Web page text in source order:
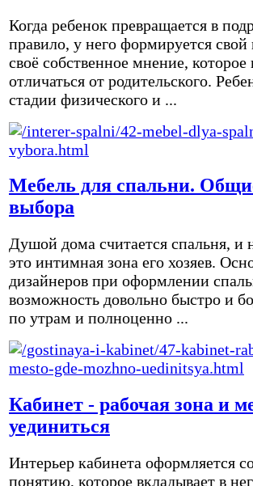
Когда ребенок превращается в
правило, у него формируется свой
своё собственное мнение,
отличаться от родительского.
стадии физического и ...
Мебель для спальни.
выбора
Душой дома считается спальня, и
это интимная зона его хозяев.
дизайнеров при оформлении
возможность довольно быстро и
по утрам и полноценно ...
Кабинет - рабочая зона и
уединиться
Интерьер кабинета оформляется
понятию, которое вкладывает в